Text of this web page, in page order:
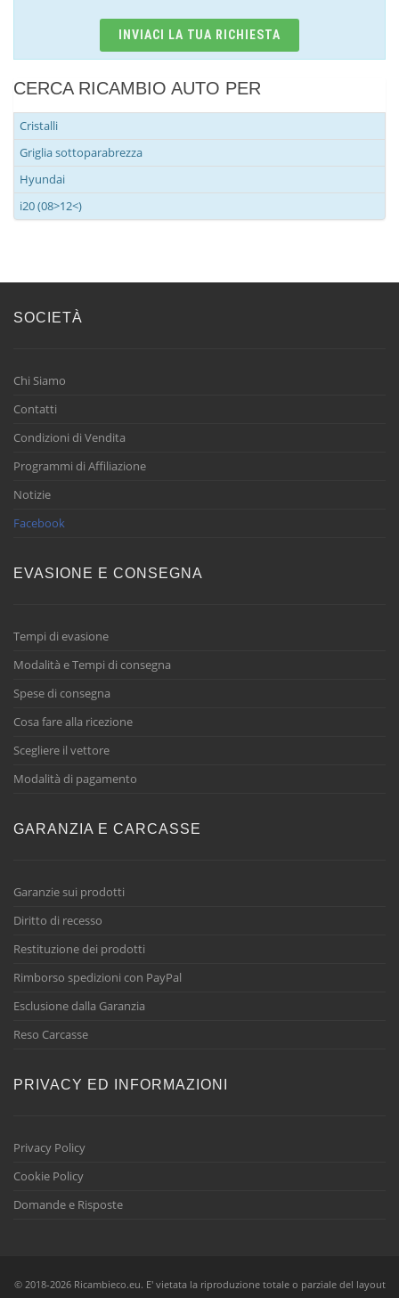
INVIACI LA TUA RICHIESTA
CERCA RICAMBIO AUTO PER
Cristalli
Griglia sottoparabrezza
Hyundai
i20 (08>12<)
SOCIETÀ
Chi Siamo
Contatti
Condizioni di Vendita
Programmi di Affiliazione
Notizie
Facebook
EVASIONE E CONSEGNA
Tempi di evasione
Modalità e Tempi di consegna
Spese di consegna
Cosa fare alla ricezione
Scegliere il vettore
Modalità di pagamento
GARANZIA E CARCASSE
Garanzie sui prodotti
Diritto di recesso
Restituzione dei prodotti
Rimborso spedizioni con PayPal
Esclusione dalla Garanzia
Reso Carcasse
PRIVACY ED INFORMAZIONI
Privacy Policy
Cookie Policy
Domande e Risposte
© 2018-2026 Ricambieco.eu. E' vietata la riproduzione totale o parziale del layout